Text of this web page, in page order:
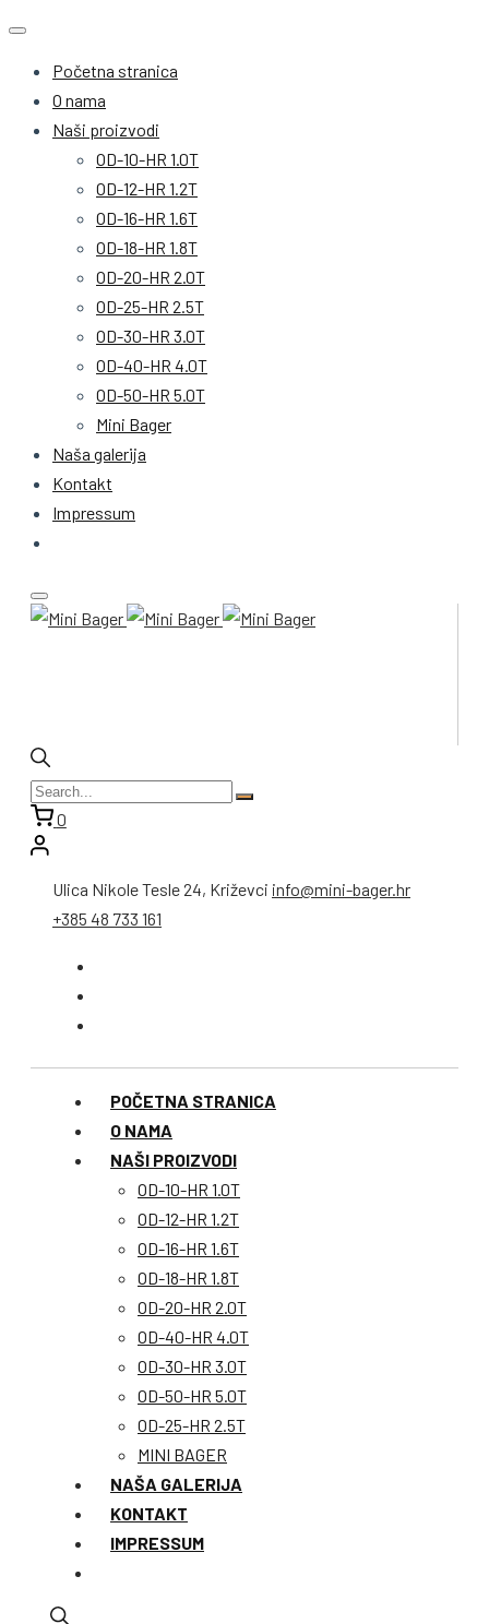
Početna stranica
O nama
Naši proizvodi
OD-10-HR 1.0T
OD-12-HR 1.2T
OD-16-HR 1.6T
OD-18-HR 1.8T
OD-20-HR 2.0T
OD-25-HR 2.5T
OD-30-HR 3.0T
OD-40-HR 4.0T
OD-50-HR 5.0T
Mini Bager
Naša galerija
Kontakt
Impressum
0
Ulica Nikole Tesle 24, Križevci info@mini-bager.hr
+385 48 733 161
POČETNA STRANICA
O NAMA
NAŠI PROIZVODI
OD-10-HR 1.0T
OD-12-HR 1.2T
OD-16-HR 1.6T
OD-18-HR 1.8T
OD-20-HR 2.0T
OD-40-HR 4.0T
OD-30-HR 3.0T
OD-50-HR 5.0T
OD-25-HR 2.5T
MINI BAGER
NAŠA GALERIJA
KONTAKT
IMPRESSUM